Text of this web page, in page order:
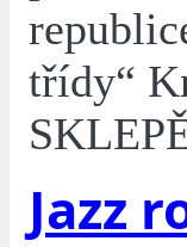
třídy“
Jazz